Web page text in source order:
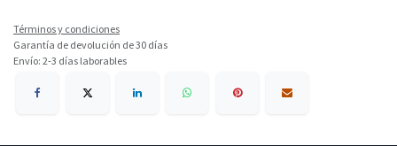
Términos y condiciones
Garantía de devolución de 30 días
Envío: 2-3 días laborables